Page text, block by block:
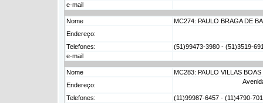
e-mail
Nome
MC274: PAULO BRAGA DE
Endereço:
Telefones:
(51)99473-3980 - (51)3519-
e-mail
Nome
MC283: PAULO VILLAS
Endereço:
Telefones:
(11)99987-6457 - (11)4790-